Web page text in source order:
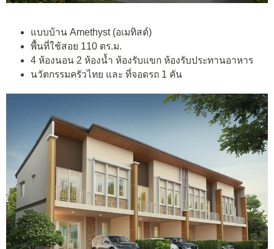
แบบบ้าน Amethyst (อเมทิสต์)
พื้นที่ใช้สอย 110 ตร.ม.
4 ห้องนอน 2 ห้องน้ำ ห้องรับแขก ห้องรับประทานอาหาร
นวัตกรรมครัวไทย และ ที่จอดรถ 1 คัน